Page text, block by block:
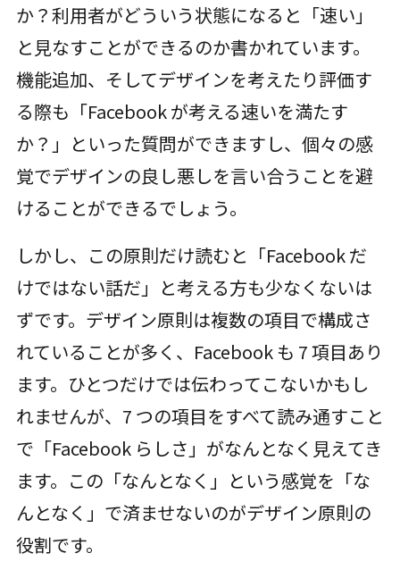
か？利用者がどういう状態になると「速い」
と見なすことができるのか書かれています。
機能追加、そしてデザインを考えたり評価す
る際も「Facebook が考える速いを満たす
か？」といった質問ができますし、個々の感
覚でデザインの良し悪しを言い合うことを避
けることができるでしょう。
しかし、この原則だけ読むと「Facebook だ
けではない話だ」と考える方も少なくないは
ずです。デザイン原則は複数の項目で構成さ
れていることが多く、Facebook も 7 項目あり
ます。ひとつだけでは伝わってこないかもし
れませんが、7 つの項目をすべて読み通すこと
で「Facebook らしさ」がなんとなく見えてき
ます。この「なんとなく」という感覚を「な
んとなく」で済ませないのがデザイン原則の
役割です。